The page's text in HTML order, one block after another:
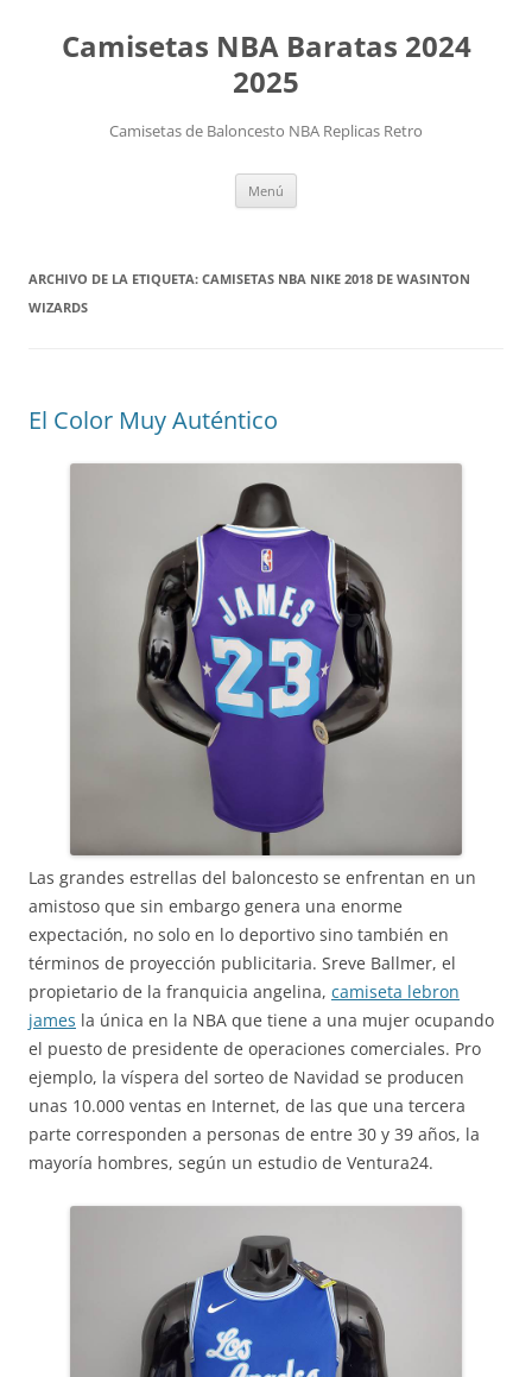
Camisetas NBA Baratas 2024
2025
Camisetas de Baloncesto NBA Replicas Retro
Menú
ARCHIVO DE LA ETIQUETA: CAMISETAS NBA NIKE 2018 DE WASINTON
WIZARDS
El Color Muy Auténtico
Las grandes estrellas del baloncesto se enfrentan en un
amistoso que sin embargo genera una enorme
expectación, no solo en lo deportivo sino también en
términos de proyección publicitaria. Sreve Ballmer, el
propietario de la franquicia angelina, camiseta lebron
james la única en la NBA que tiene a una mujer ocupando
el puesto de presidente de operaciones comerciales. Pro
ejemplo, la víspera del sorteo de Navidad se producen
unas 10.000 ventas en Internet, de las que una tercera
parte corresponden a personas de entre 30 y 39 años, la
mayoría hombres, según un estudio de Ventura24.